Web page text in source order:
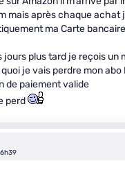
mais après chaque achat
ma Carte
jours plus tard je reçois un
quoi je vais perdre mon
de paiement valide
perd